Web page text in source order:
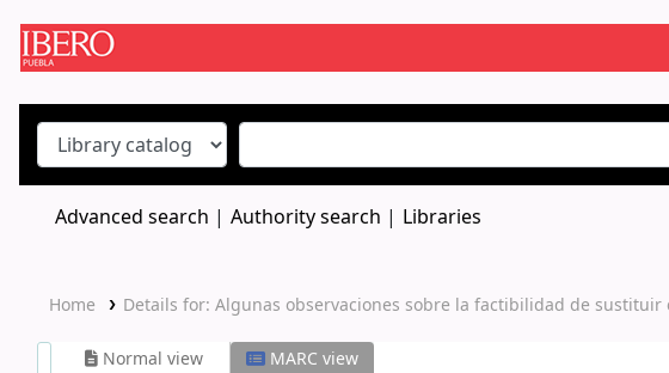
Advanced search Authority search Libraries
Home Details for: Algunas observaciones sobre la factibilidad de
Normal view MARC view